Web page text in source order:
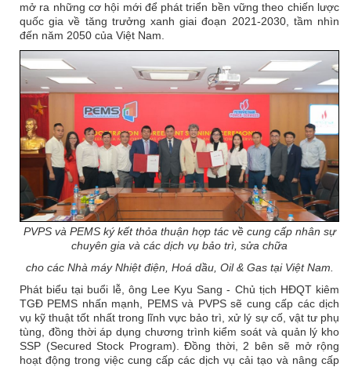
mở ra những cơ hội mới để phát triển bền vững theo chiến lược
quốc gia về tăng trưởng xanh giai đoạn 2021-2030, tầm nhìn
đến năm 2050 của Việt Nam.
PVPS và PEMS ký kết thỏa thuận hợp tác về cung cấp nhân sự
chuyên gia và các dịch vụ bảo trì, sửa chữa
cho các Nhà máy Nhiệt điện, Hoá dầu, Oil & Gas tại Việt Nam.
Phát biểu tại buổi lễ, ông Lee Kyu Sang - Chủ tịch HĐQT kiêm
TGĐ PEMS nhấn mạnh, PEMS và PVPS sẽ cung cấp các dịch
vụ kỹ thuật tốt nhất trong lĩnh vực bảo trì, xử lý sự cố, vật tư phụ
tùng, đồng thời áp dụng chương trình kiểm soát và quản lý kho
SSP (Secured Stock Program). Đồng thời, 2 bên sẽ mở rộng
hoạt động trong việc cung cấp các dịch vụ cải tạo và nâng cấp